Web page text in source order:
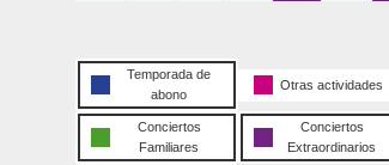
Temporada de
abono
Otras actividades
Conciertos
Familiares
Conciertos
Extraordinarios